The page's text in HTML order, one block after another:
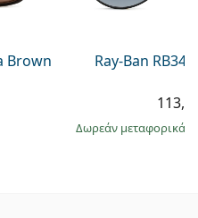
Brown Ray-Ban
Δωρεάν μεταφορικά